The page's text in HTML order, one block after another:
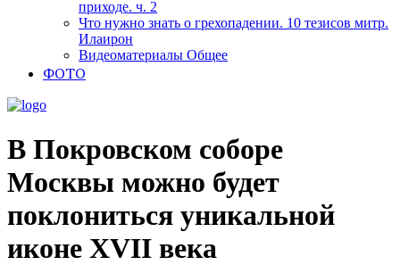
приходе. ч. 2
Что нужно знать о грехопадении. 10 тезисов митр.
Илаирон
Видеоматериалы Общее
ФОТО
В Покровском соборе
Москвы можно будет
поклониться уникальной
иконе XVII века